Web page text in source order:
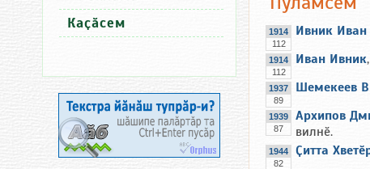
1914
112
Ивник
1914
112
Иван Ивник
1937
89
Шемекеев
1939
87
Архипов
вилнӗ.
1944
82
Ҫитта
Каҫӑсем